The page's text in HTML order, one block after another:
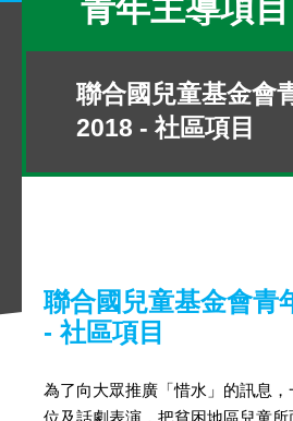
青年主導項目
聯合國兒童基金會
2018 - 社區項目
聯合國兒童基金會青
- 社區項目
為了向大眾推廣「惜水」的訊息
位及話劇表演，把貧困地區兒童